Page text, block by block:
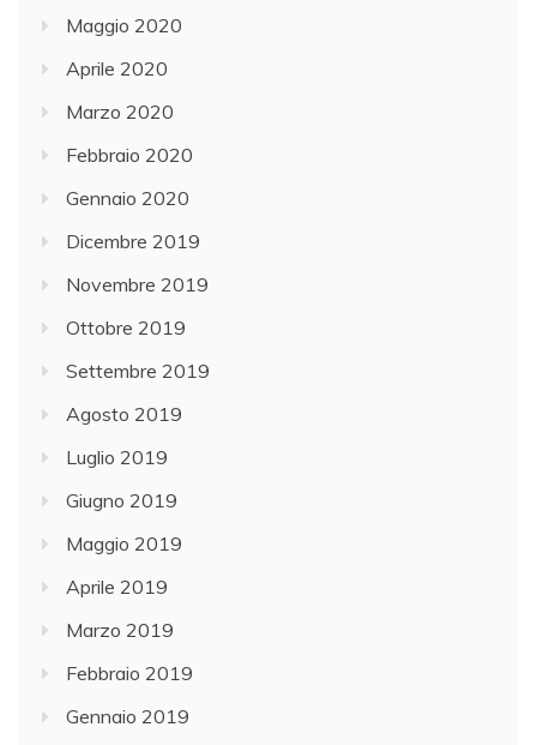
Maggio 2020
Aprile 2020
Marzo 2020
Febbraio 2020
Gennaio 2020
Dicembre 2019
Novembre 2019
Ottobre 2019
Settembre 2019
Agosto 2019
Luglio 2019
Giugno 2019
Maggio 2019
Aprile 2019
Marzo 2019
Febbraio 2019
Gennaio 2019